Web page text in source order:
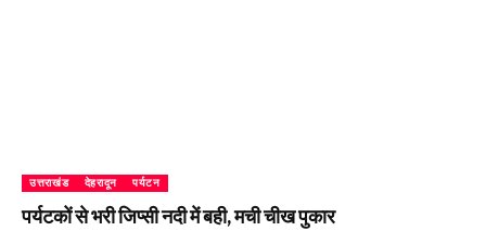
उत्तराखंड देहरादून पर्यटन
पर्यटकों से भरी जिप्सी नदी में बही, मची चीख पुकार